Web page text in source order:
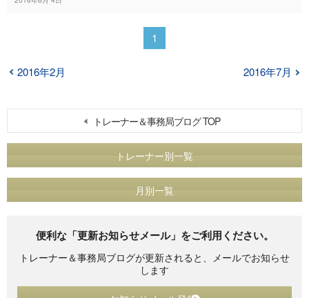
トレーナー＆事務局ブログ TOP
トレーナー別一覧
月別一覧
便利な「更新お知らせメール」をご利用ください。
トレーナー＆事務局ブログが更新されると、メールでお知らせ
します
1
2016年2月 2016年7月